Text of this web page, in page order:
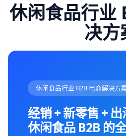
休闲食品行业
决方
休闲食品行业 B2B 电商解决方
经销 + 新零售 + 出
休闲食品 B2B 的